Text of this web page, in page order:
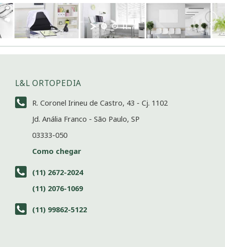
L&L ORTOPEDIA
R. Coronel Irineu de Castro, 43 - Cj. 1102
Jd. Anália Franco - São Paulo, SP
03333-050
Como chegar
(11) 2672-2024
(11) 2076-1069
(11) 99862-5122